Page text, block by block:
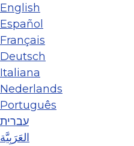
English
Español
Français
Deutsch
Italiana
Nederlands
Português
עברית
العَرَبِيَّة